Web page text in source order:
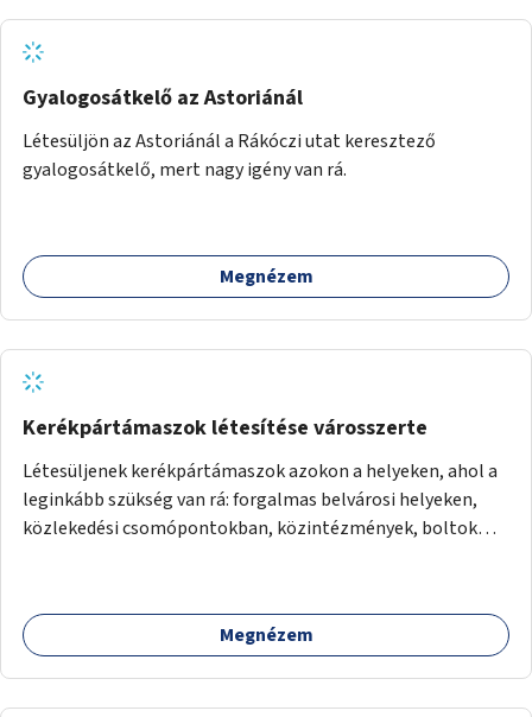
Gyalogosátkelő az Astoriánál
Létesüljön az Astoriánál a Rákóczi utat keresztező
gyalogosátkelő, mert nagy igény van rá.
Megnézem
Kerékpártámaszok létesítése városszerte
Létesüljenek kerékpártámaszok azokon a helyeken, ahol a
leginkább szükség van rá: forgalmas belvárosi helyeken,
közlekedési csomópontokban, közintézmények, boltok
Megnézem